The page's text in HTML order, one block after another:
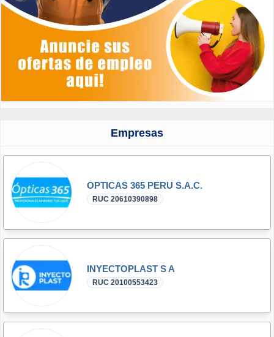
Empresas
OPTICAS 365 PERU S.A.C.
RUC 20610390898
INYECTOPLAST S A
RUC 20100553423